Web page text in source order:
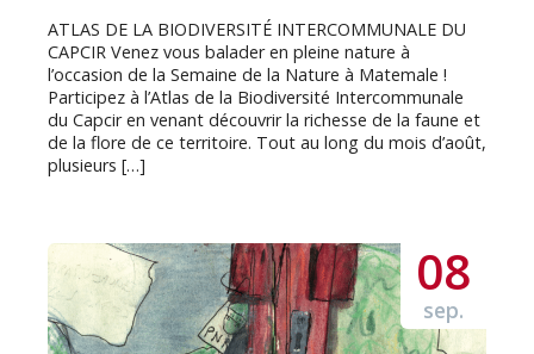
ATLAS DE LA BIODIVERSITÉ INTERCOMMUNALE DU
CAPCIR Venez vous balader en pleine nature à
l’occasion de la Semaine de la Nature à Matemale !
Participez à l’Atlas de la Biodiversité Intercommunale
du Capcir en venant découvrir la richesse de la faune et
de la flore de ce territoire. Tout au long du mois d’août,
plusieurs […]
08
sep.